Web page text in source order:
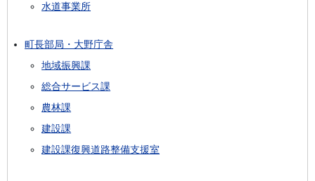
水道事業所
町長部局・大野庁舎
地域振興課
総合サービス課
農林課
建設課
建設課復興道路整備支援室